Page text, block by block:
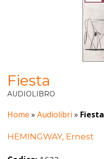
Fiesta
AUDIOLIBRO
Home » Audiolibri » Fiesta
HEMINGWAY, Ernest